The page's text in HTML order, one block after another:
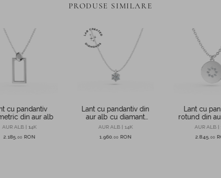
PRODUSE SIMILARE
cu pandantiv
din aur alb
AUR ALB | 14K
2.185 00 RON
Lant cu pandantiv din
aur alb cu diamant
solitaire creat in
AUR ALB | 14K
1.960 00 RON
Lant cu
rotund din
diamante
AUR ALB |
2.845 00